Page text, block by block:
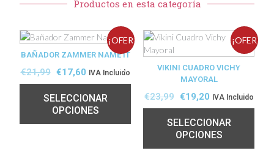
Productos en esta categoría
¡OFER
TA!
BAÑADOR ZAMMER NAME IT
€21,99 €17,60 IVA Incluido
SELECCIONAR
OPCIONES
¡OFER
TA!
VIKINI CUADRO VICHY
MAYORAL
€23,99 €19,20 IVA Incluido
SELECCIONAR
OPCIONES